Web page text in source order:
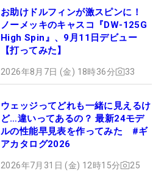
お助けドルフィンが激スピンに！
ノーメッキのキャスコ『DW-125G
High Spin』、9月11日デビュー
【打ってみた】
2026年8月7日 (金) 18時36分 33
ウェッジってどれも一緒に見えるけ
ど…違いってあるの？ 最新24モデ
ルの性能早見表を作ってみた #ギ
アカタログ2026
2026年7月31日 (金) 12時15分 25